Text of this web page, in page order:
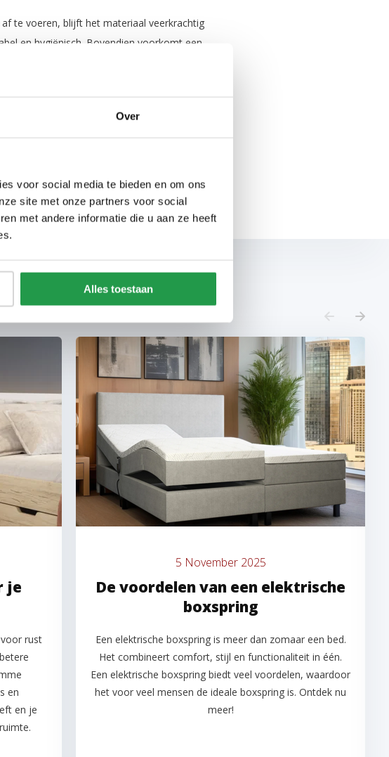
Over
voor social media te bieden en om ons
site met onze partners voor social
met andere informatie die u aan ze heeft
Alles toestaan
te voeren, blijft het materiaal veerkrachtig
en hygiënisch. Bovendien voorkomt een
of schimmel. Dit draagt niet alleen bij aan
eigenschappen jarenlang behoudt.
verbeteren. Bezoek onze
jou past.
je
rust
en
en je
5 November 2025
De voordelen van een elektrische
boxspring
Een elektrische boxspring is meer dan zomaar een bed.
Het combineert comfort, stijl en functionaliteit in één.
Een elektrische boxspring biedt veel voordelen, waardoor
het voor veel mensen de ideale boxspring is. Ontdek nu
meer!